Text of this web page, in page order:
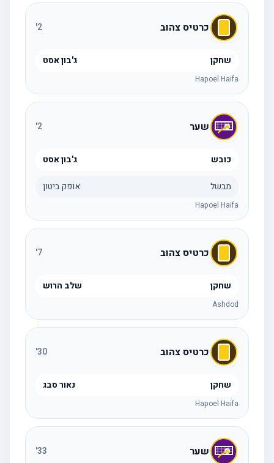
כרטיס צהוב
שחקן ג'בון אסט
Hapoel Haifa
שער
כובש ג'בון אסט
מבשל אופק ביטון
Hapoel Haifa
כרטיס צהוב
שחקן שלב הרוש
Ashdod
כרטיס צהוב 30
'
שחקן נאור סבג
Hapoel Haifa
שער 33
'